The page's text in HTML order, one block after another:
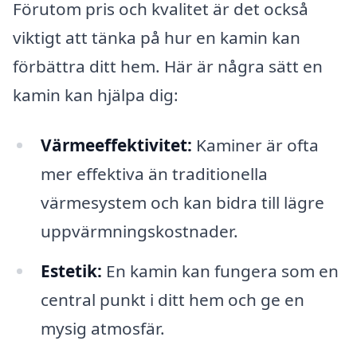
Förutom pris och kvalitet är det också
viktigt att tänka på hur en kamin kan
förbättra ditt hem. Här är några sätt en
kamin kan hjälpa dig:
Värmeeffektivitet: Kaminer är ofta
mer effektiva än traditionella
värmesystem och kan bidra till lägre
uppvärmningskostnader.
Estetik: En kamin kan fungera som en
central punkt i ditt hem och ge en
mysig atmosfär.